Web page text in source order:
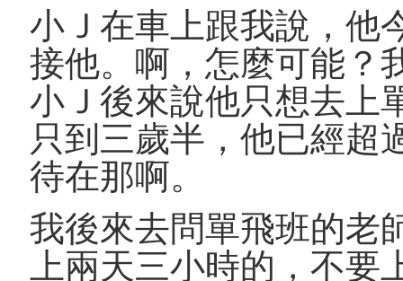
小Ｊ在車上跟我說，他
接他。啊，怎麼可能？
小Ｊ後來說他只想去上
只到三歲半，他已經超
待在那啊。
我後來去問單飛班的老
上兩天三小時的，不要